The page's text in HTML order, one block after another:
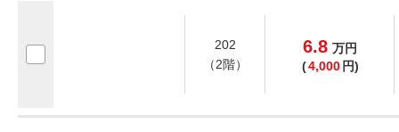
202
（2階）
6.8 万円
(4,000 円)